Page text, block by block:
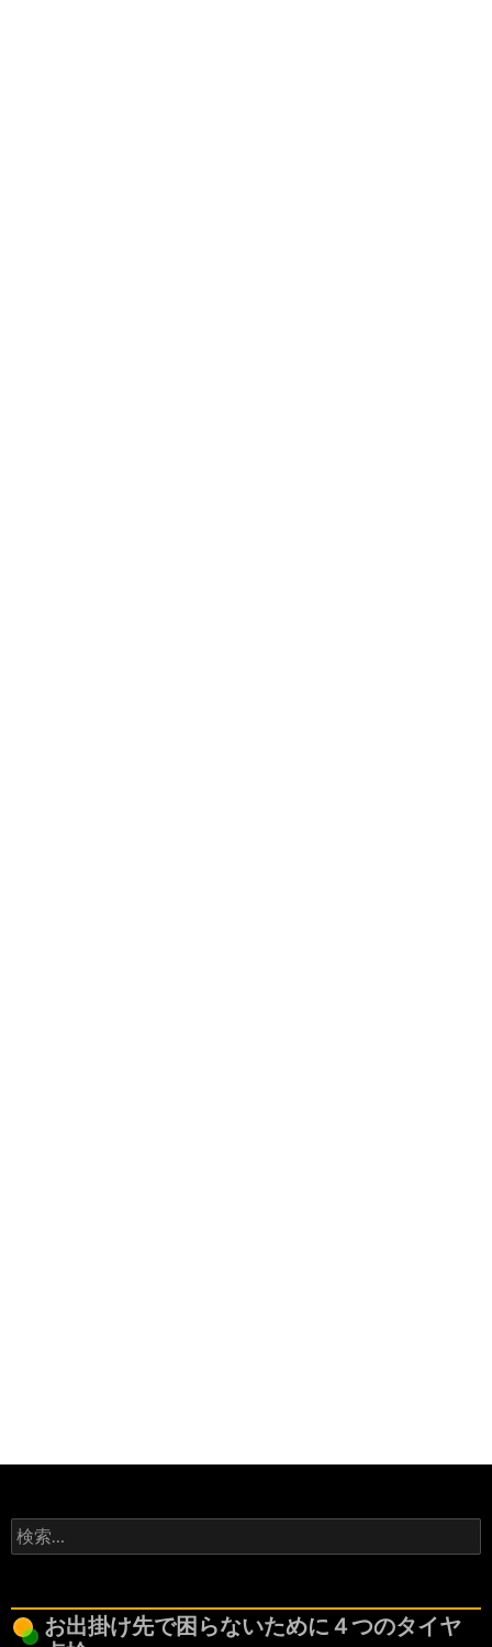
検
索:
お出掛け先で困らないために４つのタイヤ